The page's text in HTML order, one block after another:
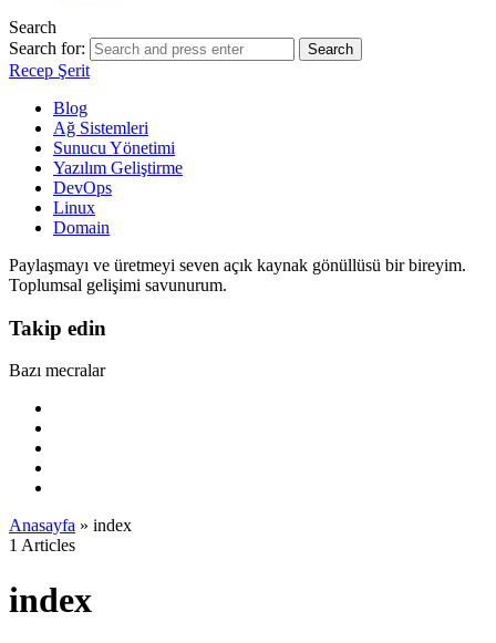
Search
Search for:
Search
Recep Şerit
Blog
Ağ Sistemleri
Sunucu Yönetimi
Yazılım Geliştirme
DevOps
Linux
Domain
Paylaşmayı ve üretmeyi seven açık kaynak gönüllüsü bir bireyim.
Toplumsal gelişimi savunurum.
Takip edin
Bazı mecralar
Anasayfa » index
1 Articles
index